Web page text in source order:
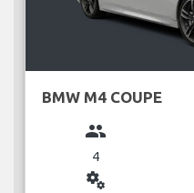
BMW M4 COUPE
group
4
miscellaneous_services